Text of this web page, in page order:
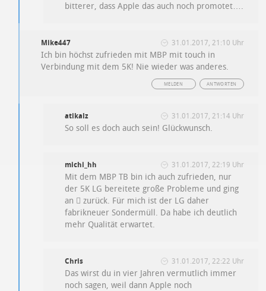
bitterer, dass Apple das auch noch promotet….
Mike447 31.01.2017, 21:10 Uhr
Ich bin höchst zufrieden mit MBP mit touch in
Verbindung mit dem 5K! Nie wieder was anderes.
ANTWORTEN
MELDEN
atikalz 31.01.2017, 21:14 Uhr
So soll es doch auch sein! Glückwunsch.
michi_hh 31.01.2017, 22:19 Uhr
Mit dem MBP TB bin ich auch zufrieden, nur
der 5K LG bereitete große Probleme und ging
an  zurück. Für mich ist der LG daher
fabrikneuer Sondermüll. Da habe ich deutlich
mehr Qualität erwartet.
Chris 31.01.2017, 22:22 Uhr
Das wirst du in vier Jahren vermutlich immer
noch sagen, weil dann Apple noch